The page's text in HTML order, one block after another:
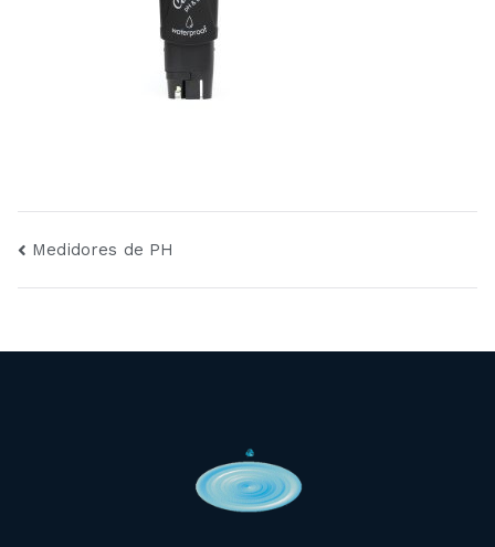
Navegación
de
entradas
Medidores de PH